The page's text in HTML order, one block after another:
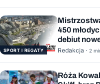
SPORT I REGATY
450
debiut
Redakcja · 2
Róża